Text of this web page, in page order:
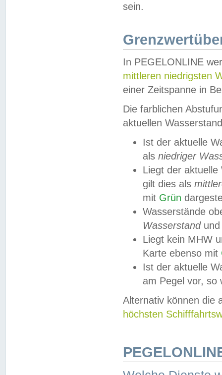
sein.
In PEGELONLINE
mittleren niedrigsten
einer Zeitspanne in
Die farblichen
aktuellen
Ist der aktuelle
als niedriger
Liegt der
gilt dies als
mit Grün
Wasserstände
Wasserstandund
Liegt kein MHW
Karte ebenso mit
Ist der aktuelle
am Pegel vor,
Alternativ können die
höchsten